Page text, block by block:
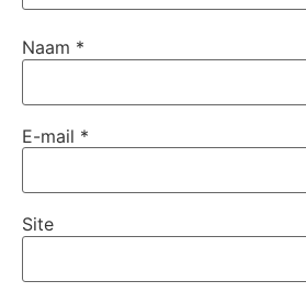
Naam *
E-mail *
Site